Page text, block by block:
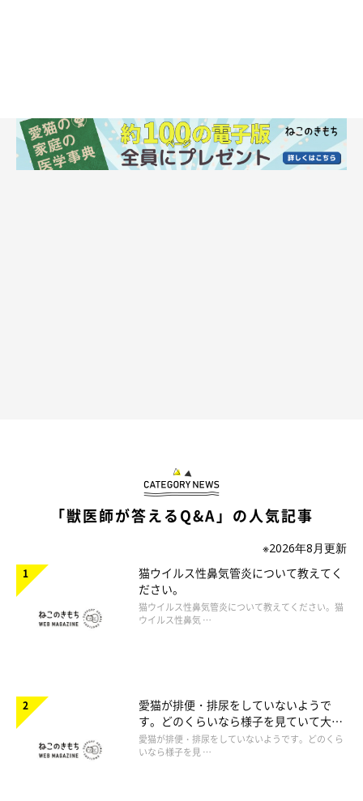
「獣医師が答えるQ&A」の人気記事
※2026年8月更新
猫ウイルス性鼻気管炎について教えてく
ださい。
猫ウイルス性鼻気管炎について教えてください。猫
ウイルス性鼻気 …
愛猫が排便・排尿をしていないようで
す。どのくらいなら様子を見ていて大丈
夫ですか。
愛猫が排便・排尿をしていないようです。どのくら
いなら様子を見 …